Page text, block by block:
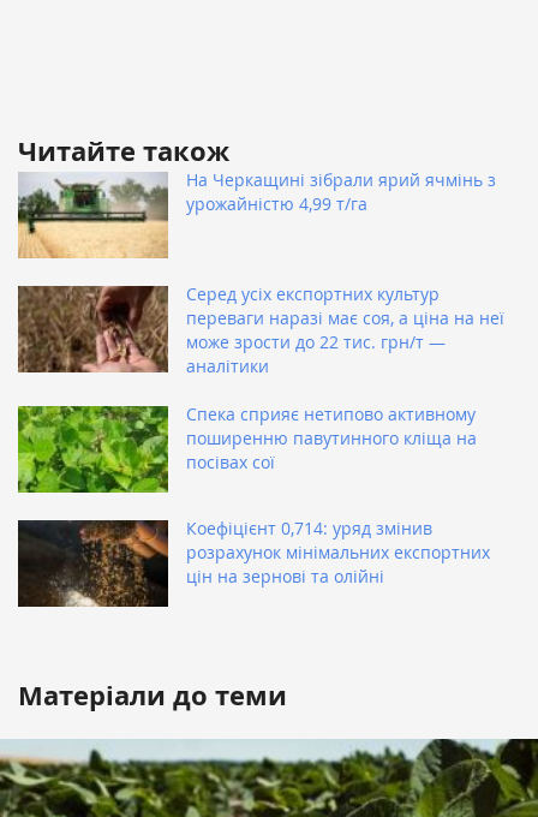
Читайте також
На Черкащині зібрали ярий ячмінь з
урожайністю 4,99 т/га
Серед усіх експортних культур
переваги наразі має соя, а ціна на неї
може зрости до 22 тис. грн/т —
аналітики
Спека сприяє нетипово активному
поширенню павутинного кліща на
посівах сої
Коефіцієнт 0,714: уряд змінив
розрахунок мінімальних експортних
цін на зернові та олійні
Матеріали до теми